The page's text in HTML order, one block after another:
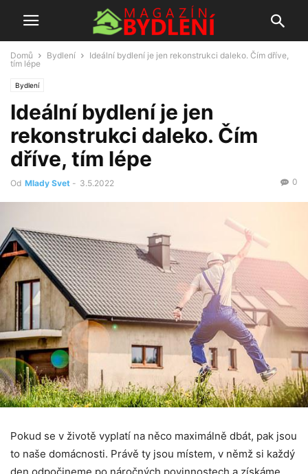
Domů Bydlení
Ideální bydlení je jen rekonstrukci daleko. Čím dříve,
tím lépe
Bydlení
Ideální bydlení je jen
rekonstrukci daleko. Čím
dříve, tím lépe
Od Mlady Svet - 3.5.2022 0
Pokud se v životě vyplatí na něco maximálně dbát, pak jsou
to naše domácnosti. Právě ty jsou místem, v němž si každý
den odpočineme po náročných povinnostech a získáme